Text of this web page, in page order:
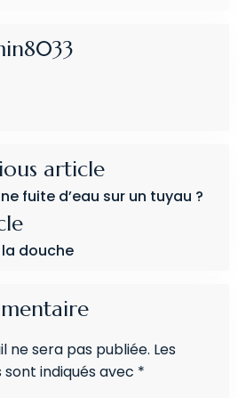
article
fuite d’eau sur un tuyau ?
douche
ne sera pas publiée. Les
indiqués avec *